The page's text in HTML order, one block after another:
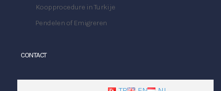
Koopprocedure in Turkije
Pendelen of Emigreren
CONTACT